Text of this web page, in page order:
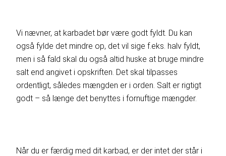
Vi nævner, at karbadet bør være godt fyldt. Du kan
også fylde det mindre op, det vil sige f.eks. halv fyldt,
men i så fald skal du også altid huske at bruge mindre
salt end angivet i opskriften. Det skal tilpasses
ordentligt, således mængden er i orden. Salt er rigtigt
godt – så længe det benyttes i fornuftige mængder.
Når du er færdig med dit karbad, er der intet der står i